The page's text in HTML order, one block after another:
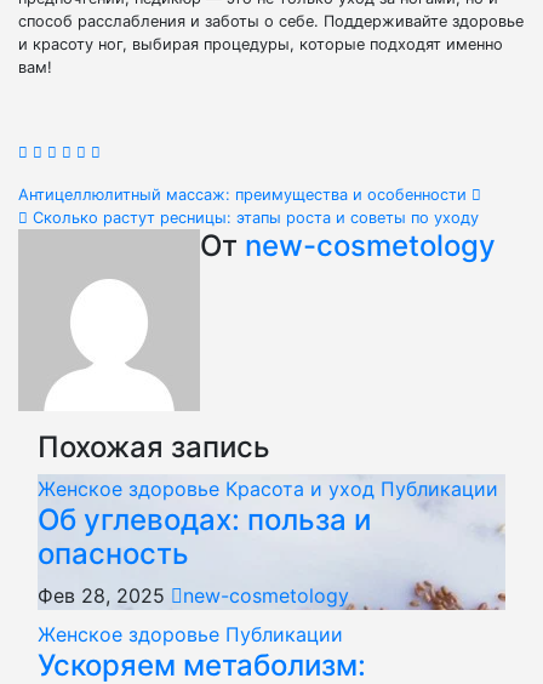
способ расслабления и заботы о себе. Поддерживайте здоровье
и красоту ног, выбирая процедуры, которые подходят именно
вам!
Навигация
записям
Антицеллюлитный массаж: преимущества и особенности
Сколько растут ресницы: этапы роста и советы по уходу
От new-cosmetology
Похожая запись
Женское здоровье Красота и уход Публикации
Об углеводах: польза и
опасность
Фев 28, 2025
new-cosmetology
Женское здоровье Публикации
Ускоряем метаболизм: